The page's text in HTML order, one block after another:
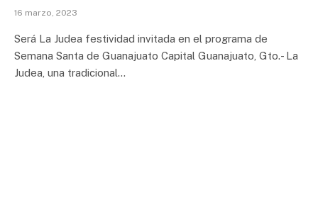
16 marzo, 2023
Será La Judea festividad invitada en el programa de
Semana Santa de Guanajuato Capital Guanajuato, Gto.- La
Judea, una tradicional…